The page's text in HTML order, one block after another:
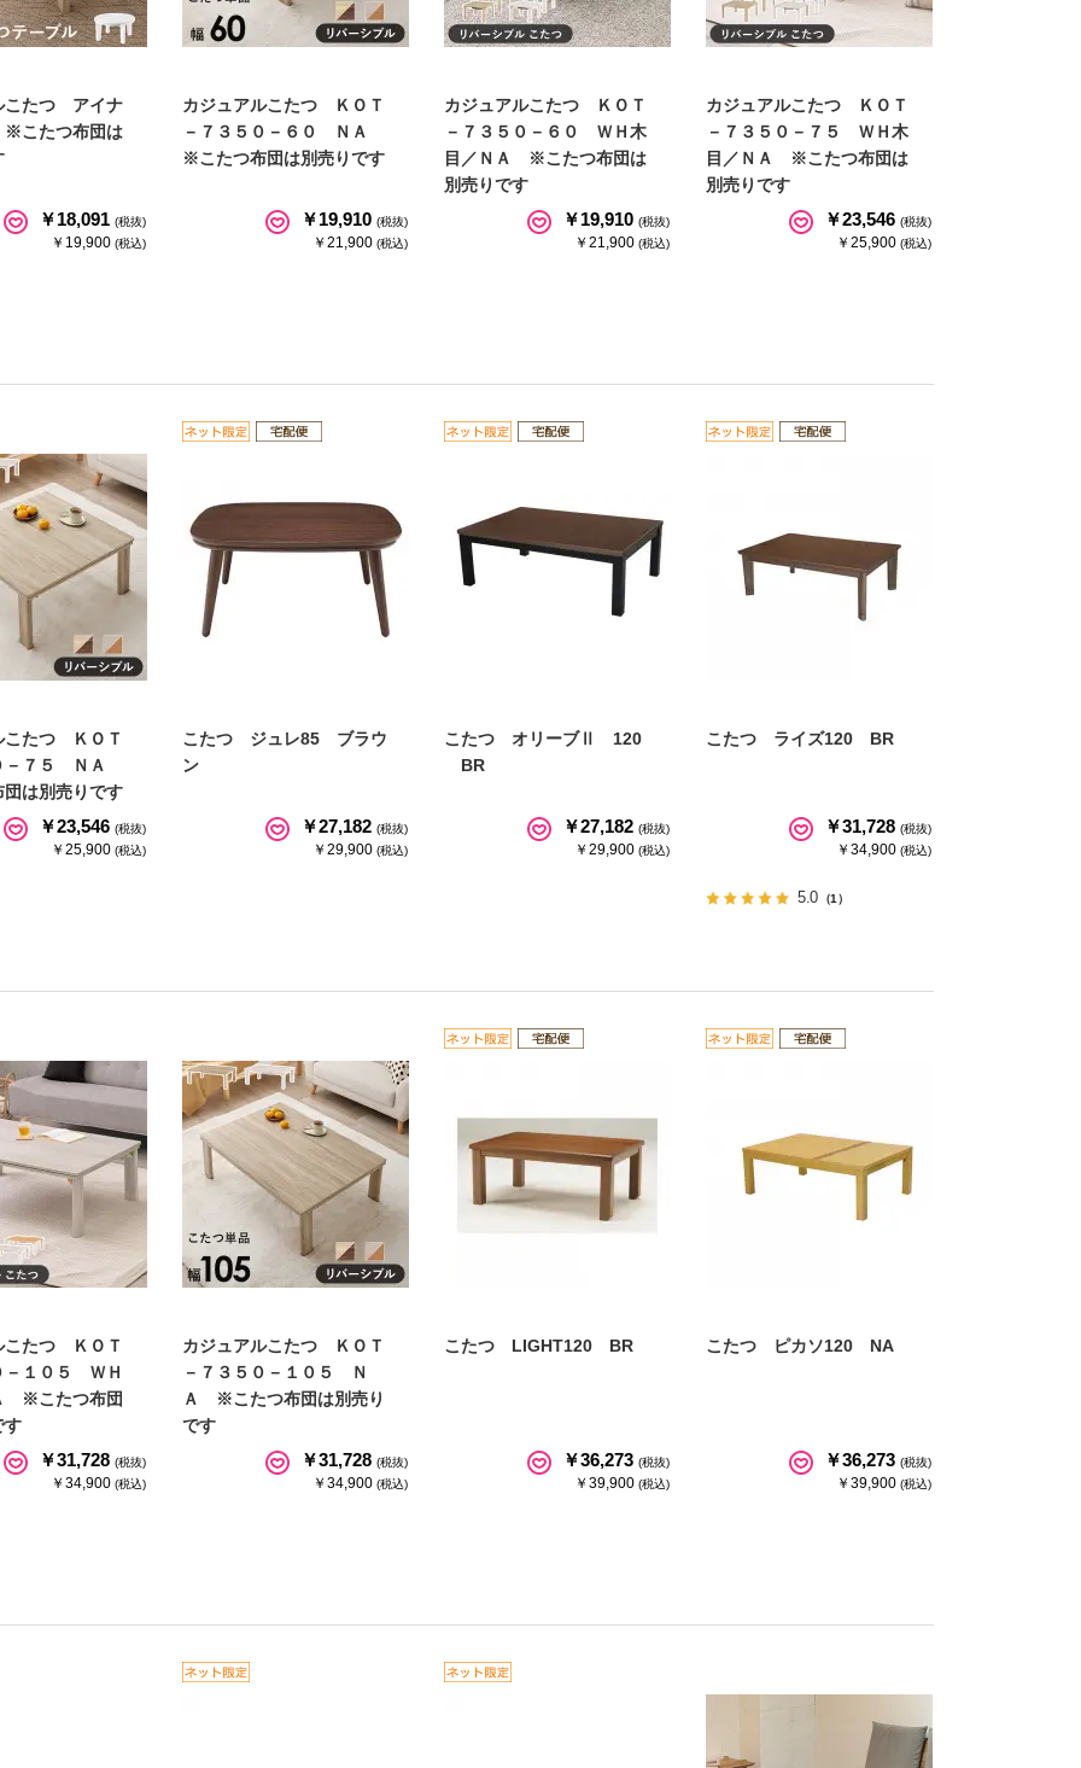
こたつ アイナ
こたつ布団は
￥18,091 (税抜)
￥19,900 (税込)
カジュアルこたつ ＫＯＴ
－７３５０－６０ ＮＡ
※こたつ布団は別売りです
￥19,910 (税抜)
￥21,900 (税込)
カジュアルこたつ ＫＯＴ
－７３５０－６０ ＷＨ木
目／ＮＡ ※こたつ布団は
別売りです
￥19,910 (税抜)
￥21,900 (税込)
カジュアルこたつ ＫＯＴ
－７３５０－７５ ＷＨ木
目／ＮＡ ※こたつ布団は
別売りです
￥23,546 (税抜)
￥25,900 (税込)
こたつ ＫＯＴ
－７５ ＮＡ
は別売りです
￥23,546 (税抜)
￥25,900 (税込)
こたつ ジュレ85 ブラウ
ン
￥27,182 (税抜)
￥29,900 (税込)
こたつ オリーブⅡ 120
BR
￥27,182 (税抜)
￥29,900 (税込)
こたつ ライズ120 BR
￥31,728 (税抜)
￥34,900 (税込)
5.0 （1）
こたつ ＫＯＴ
－１０５ ＷＨ
※こたつ布団
す
￥31,728 (税抜)
￥34,900 (税込)
カジュアルこたつ ＫＯＴ
－７３５０－１０５ Ｎ
Ａ ※こたつ布団は別売り
です
￥31,728 (税抜)
￥34,900 (税込)
こたつ LIGHT120 BR
￥36,273 (税抜)
￥39,900 (税込)
こたつ ピカソ120 NA
￥36,273 (税抜)
￥39,900 (税込)